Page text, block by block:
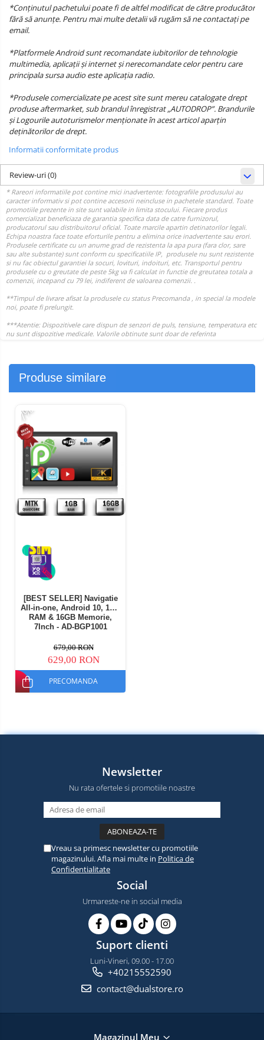
*Conținutul pachetului poate fi de altfel modificat de către producător
fără să anunțe. Pentru mai multe detalii vă rugăm să ne contactați pe
email.
*Platformele Android sunt recomandate iubitorilor de tehnologie
multimedia, aplicații și internet și nerecomandate celor pentru care
principala sursa audio este aplicația radio.
*Produsele comercializate pe acest site sunt mereu catalogate drept
produse aftermarket, sub brandul înregistrat „AUTODROP”. Brandurile
și Logourile autoturismelor menționate în acest articol aparțin
deținătorilor de drept.
Informatii conformitate produs
Review-uri(0)
Produse similare
-7%
[BEST SELLER] Navigatie
All-in-one, Android 10, 1GB
RAM & 16GB Memorie,
7Inch - AD-BGP1001
679,00 RON
629,00 RON
PRECOMANDA
Newsletter
Nu rata ofertele si promotiile noastre
Vreau sa primesc newsletter cu promotiile
magazinului. Afla mai multe in Politica de
Confidentialitate
Social
Urmareste-ne in social media
Suport clienti
Luni-Vineri, 09.00 - 17.00
+40215552590
contact@dualstore.ro
Magazinul Meu